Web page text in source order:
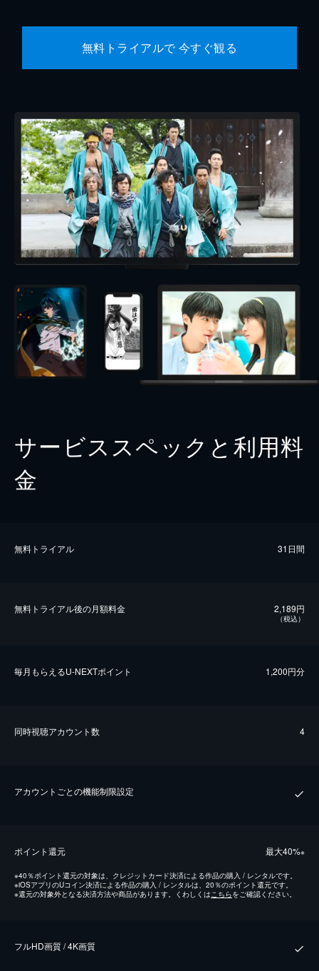
無料トライアルで 今すぐ観る
サービススペックと利用料
金
無料トライアル 31日間
無料トライアル後の⽉額料金 2,189円
（税込）
毎⽉もらえるU-NEXTポイント 1,200円分
同時視聴アカウント数 4
アカウントごとの機能制限設定
ポイント還元 最⼤40%※
※40％ポイント還元の対象は、クレジットカード決済による作品の購入 / レンタルです。
※iOSアプリのUコイン決済による作品の購入 / レンタルは、20％のポイント還元です。
※還元の対象外となる決済方法や商品があります。くわしくは こちらをご確認ください。
フルHD画質 / 4K画質